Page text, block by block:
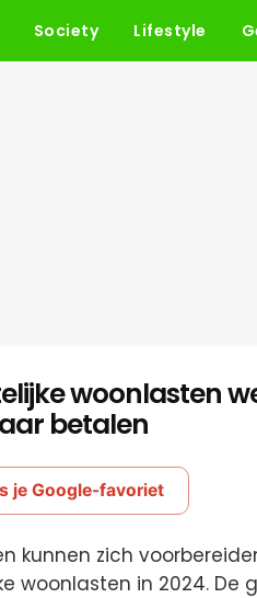
Society Lifestyle
woonlasten
betalen
je Google-favoriet
kunnen zich
woonlasten in 2024.